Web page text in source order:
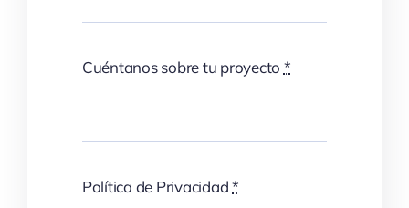
Cuéntanos sobre tu proyecto *
Política de Privacidad*